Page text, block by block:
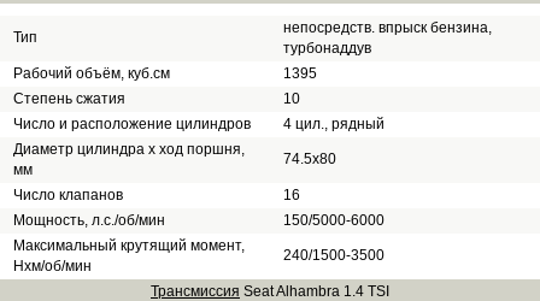
Тип
непосредств. впрыск бензина,
турбонаддув
Рабочий объём, куб.см
1395
Степень сжатия
10
Число и расположение цилиндров
4 цил., рядный
Диаметр цилиндра х ход поршня,
мм
74.5x80
Число клапанов
16
Мощность, л.с./об/мин
150/5000-6000
Максимальный крутящий момент,
Нхм/об/мин
240/1500-3500
Трансмиссия Seat Alhambra 1.4 TSI